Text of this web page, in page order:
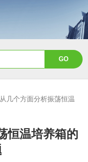
几个方面分析振荡恒温
恒温培养箱的